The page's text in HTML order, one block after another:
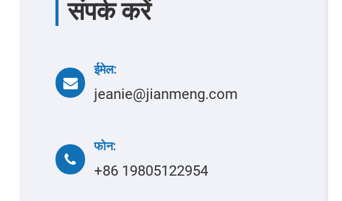
संपर्क करें
ईमेल:
jeanie@jianmeng.com
फोन:
+86 19805122954